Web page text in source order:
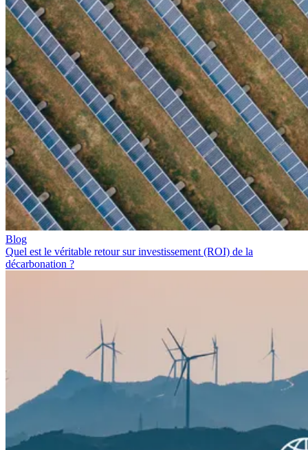
Blog
Quel est le véritable retour sur investissement (ROI) de la
décarbonation ?